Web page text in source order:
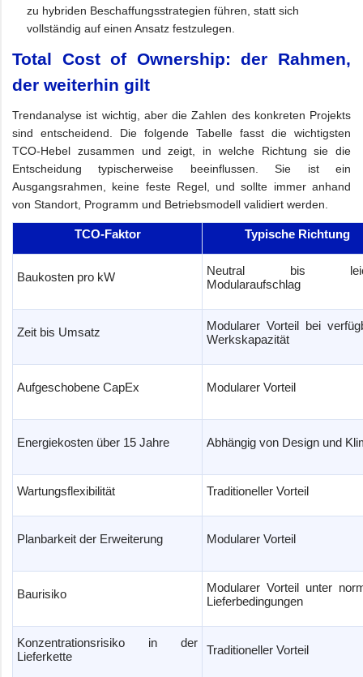
zu hybriden Beschaffungsstrategien führen, statt sich
vollständig auf einen Ansatz festzulegen.
Total Cost of Ownership: der Rahmen,
der weiterhin gilt
Trendanalyse ist wichtig, aber die Zahlen des konkreten Projekts
sind entscheidend. Die folgende Tabelle fasst die wichtigsten
TCO-Hebel zusammen und zeigt, in welche Richtung sie die
Entscheidung typischerweise beeinflussen. Sie ist ein
Ausgangsrahmen, keine feste Regel, und sollte immer anhand
von Standort, Programm und Betriebsmodell validiert werden.
TCO-Faktor Typische Richtung
Baukosten pro kW
Neutral bis
Modularaufschlag
Zeit bis Umsatz
Modularer Vorteil bei
Werkskapazität
Aufgeschobene CapEx Modularer Vorteil
Energiekosten über 15 Jahre Abhängig von Design und
Wartungsflexibilität Traditioneller Vorteil
Planbarkeit der Erweiterung Modularer Vorteil
Baurisiko
Modularer Vorteil unter
Lieferbedingungen
Konzentrationsrisiko in der
Lieferkette
Traditioneller Vorteil